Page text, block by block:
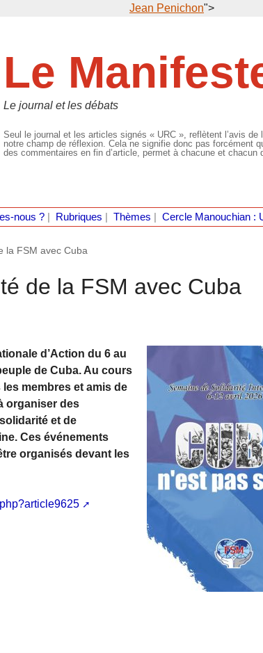
Jean Penichon">
Le
Le journal et les débats
Seul le journal et les articles signés « URC », reflètent l’avis
notre champ de réflexion. Cela ne signifie donc pas forcément
des commentaires en fin d’article, permet à chacune et chacun
nous ?| Rubriques Thèmes Cercle Manouchian :
la FSM avec Cuba
de la FSM avec Cuba
d’Action du 6 au
de Cuba. Au cours
membres et amis de
organiser des
et de
Ces événements
organisés devant les